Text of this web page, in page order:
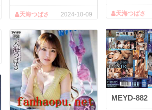
2024-10-09
天海つばさ 天海つばさ
MEYD-882